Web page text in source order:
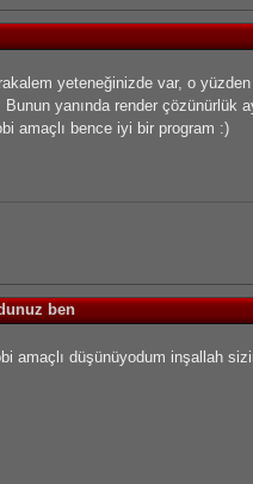
yeteneğinizde var, o
yanında render çözünürlük
amaçlı bence iyi bir program :)
ben
amaçlı düşünüyodum inşallah